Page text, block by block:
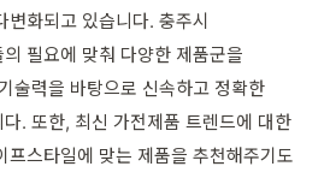
변화되고 있습니다. 충주시
필요에 맞춰 다양한 제품군을
술력을 바탕으로 신속하고 정확한
. 또한, 최신 가전제품 트렌드에 대한
프스타일에 맞는 제품을 추천해주기도